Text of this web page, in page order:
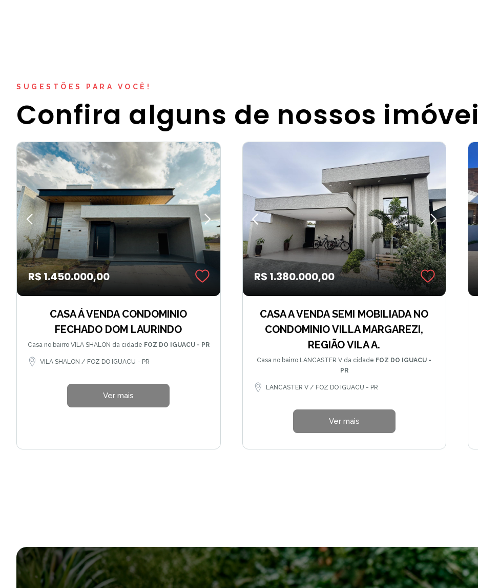
SUGESTÕES PARA VOCÊ!
Confira alguns de nossos
R$ 1.450.000,00
CASA Á VENDA CONDOMINIO
FECHADO DOM LAURINDO
Casa no bairro VILA SHALON da cidade FOZ DO IGUACU - PR
VILA SHALON / FOZ DO IGUACU - PR
Ver mais
R$ 1.380.000,00
CASA A VENDA SEMI MOBILIADA NO
CONDOMINIO VILLA MARGAREZI,
REGIÃO VILA A.
Casa no bairro LANCASTER V da cidade FOZ DO IGUACU -
PR
LANCASTER V / FOZ DO IGUACU - PR
Ver mais